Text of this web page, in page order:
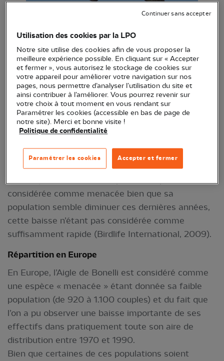
Répartition mondiale
La distribution de l’Aigle de Bonelli s’étend
irrégulièrement depuis le Nord-Ouest de l’Afrique
et le reste de la Péninsule ibérique jusqu’au Moyen-
Orient et le bassin Méditerranéen. On le trouve
l’Afghanistan, le Pakistan, l’Inde, et à travers le nord
de l’Indochine jusqu’au sud de la Chine (del Hoyo
considérée comme menacée bien que sa
population semble diminuer ces dernières années,
cette baisse n’étant pas considérée comme
suffisamment rapide (Birdlife International, 2009).
Répartition en Europe
En Europe, l’Aigle de Bonelli est considéré comme
une espèce « menacée » étant donnée sa faible
population (de 920 à 1.100 couples) et du fait que
l’on a pu observer une baisse importante de ses
effectifs dans pratiquement toute son aire de
distribution entre 1970 et 1990.
Bien que certaines de ces populations soient
Utilisation des cookies par la LPO
Notre site utilise des cookies afin de vous proposer la
meilleure expérience possible. En cliquant sur « Accepter
et fermer », vous autorisez le stockage de cookies sur
votre appareil pour améliorer votre navigation sur nos
pages, nous permettre d’analyser l’utilisation du site et
ainsi contribuer à l’améliorer. Vous pourrez revenir sur
votre choix à tout moment en vous rendant sur
Paramétrer les cookies (accessible en bas de page de
notre site). Merci et bonne visite !
Politique de confidentialité
Accepter et fermer
Paramétrer les cookies
Continuer sans accepter